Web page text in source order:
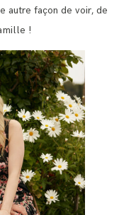
autre façon de voir, de
!